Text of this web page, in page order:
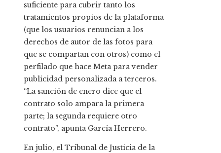
suficiente para cubrir tanto los
tratamientos propios de la plataforma
(que los usuarios renuncian a los
derechos de autor de las fotos para
que se compartan con otros) como el
perfilado que hace Meta para vender
publicidad personalizada a terceros.
“La sanción de enero dice que el
contrato solo ampara la primera
parte; la segunda requiere otro
contrato”, apunta García Herrero.
En julio, el Tribunal de Justicia de la